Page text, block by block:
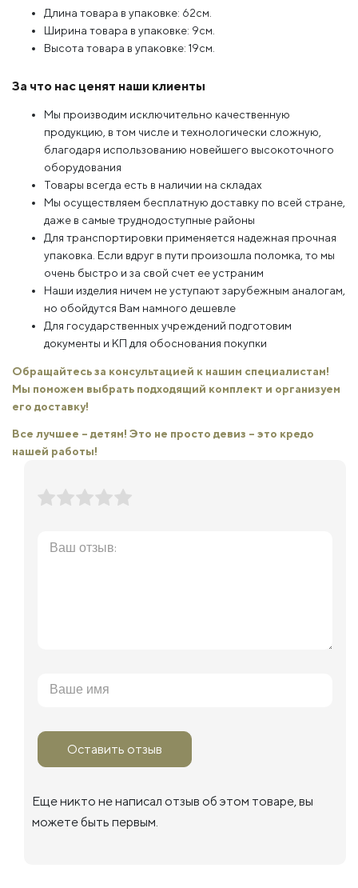
Длина товара в упаковке: 62см.
Ширина товара в упаковке: 9см.
Высота товара в упаковке: 19см.
За что нас ценят наши клиенты
Мы производим исключительно качественную
продукцию, в том числе и технологически сложную,
благодаря использованию новейшего высокоточного
оборудования
Товары всегда есть в наличии на складах
Мы осуществляем бесплатную доставку по всей стране,
даже в самые труднодоступные районы
Для транспортировки применяется надежная прочная
упаковка. Если вдруг в пути произошла поломка, то мы
очень быстро и за свой счет ее устраним
Наши изделия ничем не уступают зарубежным аналогам,
но обойдутся Вам намного дешевле
Для государственных учреждений подготовим
документы и КП для обоснования покупки
Обращайтесь за консультацией к нашим специалистам!
Мы поможем выбрать подходящий комплект и организуем
его доставку!
Все лучшее – детям! Это не просто девиз – это кредо
нашей работы!
Оставить отзыв
Еще никто не написал отзыв об этом товаре, вы
можете быть первым.